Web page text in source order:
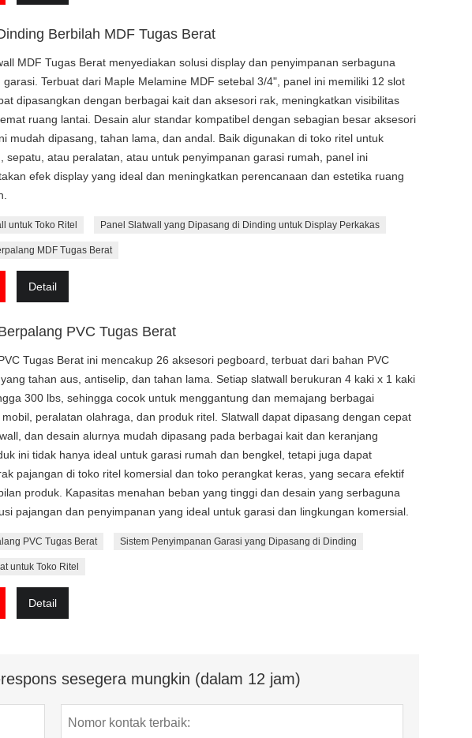
Berbilah MDF Tugas Berat
MDF Tugas Berat menyediakan solusi display dan penyimpanan serbaguna
Terbuat dari Maple Melamine MDF setebal 3/4", panel ini memiliki 12 slot
dipasangkan dengan berbagai kait dan aksesori rak, meningkatkan visibilitas
ruang lantai. Desain alur standar kompatibel dengan sebagian besar aksesori
mudah dipasang, tahan lama, dan andal. Baik digunakan di toko ritel untuk
sepatu, atau peralatan, atau untuk penyimpanan garasi rumah, panel ini
efek display yang ideal dan meningkatkan perencanaan dan estetika ruang
untuk Toko Ritel Panel Slatwall yang Dipasang di Dinding untuk Display Perkakas
MDF Tugas Berat
Detail
PVC Tugas Berat
Tugas Berat ini mencakup 26 aksesori pegboard, terbuat dari bahan PVC
tahan aus, antiselip, dan tahan lama. Setiap slatwall berukuran 4 kaki x 1 kaki
300 lbs, sehingga cocok untuk menggantung dan memajang berbagai
peralatan olahraga, dan produk ritel. Slatwall dapat dipasang dengan cepat
dan desain alurnya mudah dipasang pada berbagai kait dan keranjang
ini tidak hanya ideal untuk garasi rumah dan bengkel, tetapi juga dapat
pajangan di toko ritel komersial dan toko perangkat keras, yang secara efektif
produk. Kapasitas menahan beban yang tinggi dan desain yang serbaguna
pajangan dan penyimpanan yang ideal untuk garasi dan lingkungan komersial.
PVC Tugas Berat Sistem Penyimpanan Garasi yang Dipasang di Dinding
untuk Toko Ritel
Detail
sesegera mungkin (dalam 12 jam)